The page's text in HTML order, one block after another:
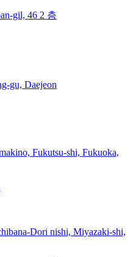
gil, 46 2 층
gu, Daejeon
Fukutsu-shi, Fukuoka,
Dori nishi, Miyazaki-shi,